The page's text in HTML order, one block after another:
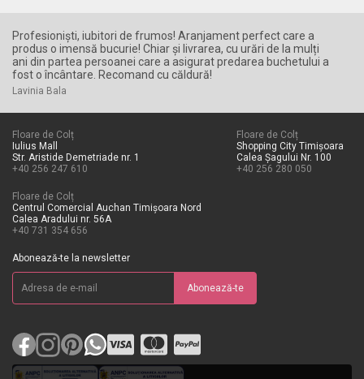
Profesioniști, iubitori de frumos! Aranjament perfect care a
produs o imensă bucurie! Chiar și livrarea, cu urări de la mulți
ani din partea persoanei care a asigurat predarea buchetului a
fost o încântare. Recomand cu căldură!
Lavinia Bala
Floare de Colț
Iulius Mall
Str. Aristide Demetriade nr. 1
+40 256 247 610
Floare de Colț
Shopping City Timișoara
Calea Șagului Nr. 100
+40 256 280 050
Floare de Colț
Centrul Comercial Auchan Timișoara Nord
Calea Aradului nr. 56A
+40 731 354 656
Abonează-te la newsletter
Abonează-te